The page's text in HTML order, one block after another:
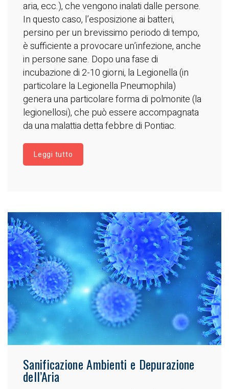
aria, ecc.), che vengono inalati dalle persone.
In questo caso, l’esposizione ai batteri,
persino per un brevissimo periodo di tempo,
è sufficiente a provocare un’infezione, anche
in persone sane. Dopo una fase di
incubazione di 2-10 giorni, la Legionella (in
particolare la Legionella Pneumophila)
genera una particolare forma di polmonite (la
legionellosi), che può essere accompagnata
da una malattia detta febbre di Pontiac.
Leggi tutto
Sanificazione Ambienti e Depurazione
dell’Aria